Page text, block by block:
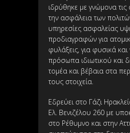
ιδρύθηκε με γνώμονα τις
την ασφάλεια των
υπηρεσίες ασφαλείας
προδιαγραφών για
φυλάξεις, για φυσικά και
πρόσωπα ιδιωτικού και
τομέα και βέβαια στα
τους στοιχεία.
Εδρεύει στο Γάζι
Ελ. Βενιζέλου 260 με
στο Ρέθυμνο και στην